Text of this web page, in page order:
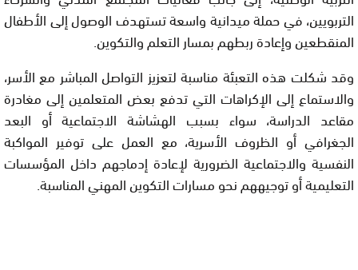
التربويين، في حملة ميدانية واسعة تستهدف الوصول إلى الأطفال
المنقطعين وإعادة ربطهم بمسار التعلم والتكوين.
وقد شكلت هذه التعبئة مناسبة لتعزيز التواصل المباشر مع الأسر،
والاستماع إلى الإكراهات التي تدفع بعض المتعلمين إلى مغادرة
مقاعد الدراسة، سواء بسبب الهشاشة الاجتماعية أو البعد
الجغرافي أو الظروف الأسرية، مع العمل على توفير المواكبة
النفسية والاجتماعية الضرورية لإعادة إدماجهم داخل المؤسسات
التعليمية أو توجيههم نحو مسارات التكوين المهني المناسبة.